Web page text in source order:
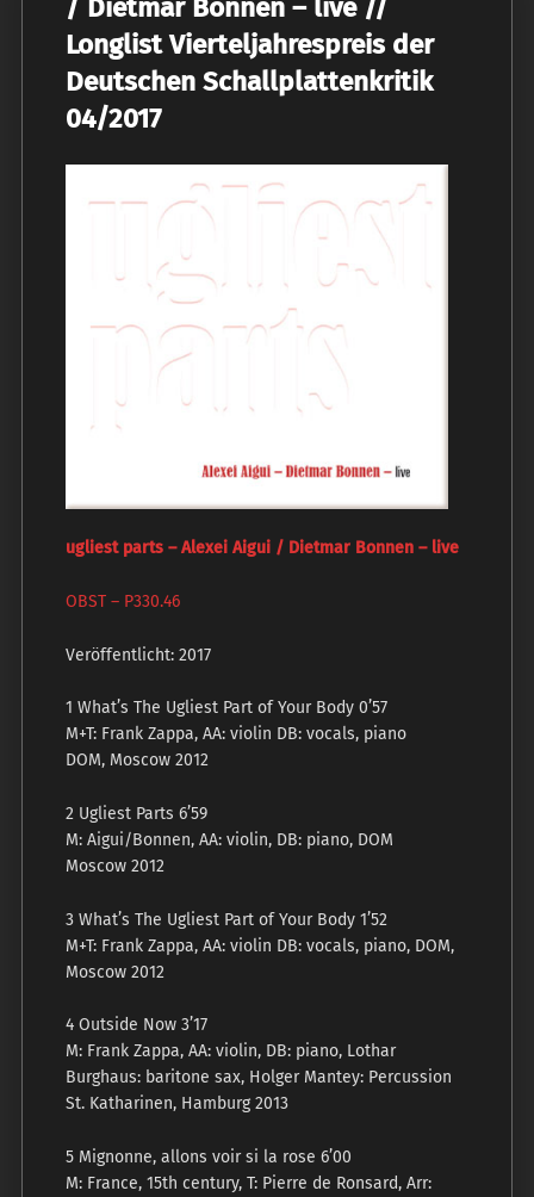
/ Dietmar Bonnen – live //
Longlist Vierteljahrespreis der
Deutschen Schallplattenkritik
04/2017
ugliest parts – Alexei Aigui / Dietmar Bonnen – live
OBST ‎– P330.46
Veröffentlicht: 2017
1 What’s The Ugliest Part of Your Body 0’57
M+T: Frank Zappa, AA: violin DB: vocals, piano
DOM, Moscow 2012
2 Ugliest Parts 6’59
M: Aigui/Bonnen, AA: violin, DB: piano, DOM
Moscow 2012
3 What’s The Ugliest Part of Your Body 1’52
M+T: Frank Zappa, AA: violin DB: vocals, piano, DOM,
Moscow 2012
4 Outside Now 3’17
M: Frank Zappa, AA: violin, DB: piano, Lothar
Burghaus: baritone sax, Holger Mantey: Percussion
St. Katharinen, Hamburg 2013
5 Mignonne, allons voir si la rose 6’00
M: France, 15th century, T: Pierre de Ronsard, Arr: